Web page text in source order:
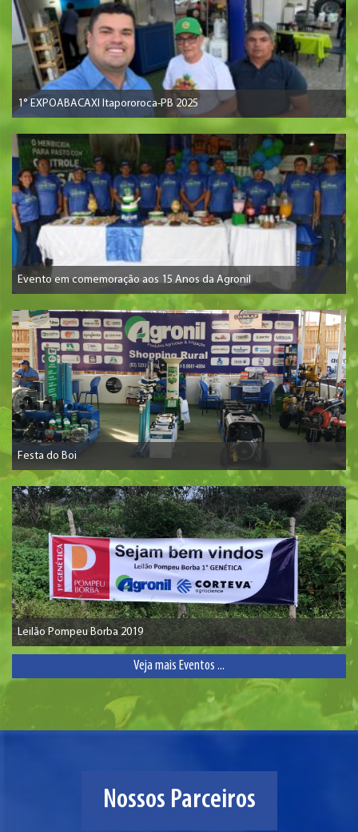
1° EXPOABACAXI Itapororoca-PB 2025
Evento em comemoração aos 15 Anos da Agronil
Festa do Boi
Leilão Pompeu Borba 2019
Veja mais Eventos ...
Nossos Parceiros